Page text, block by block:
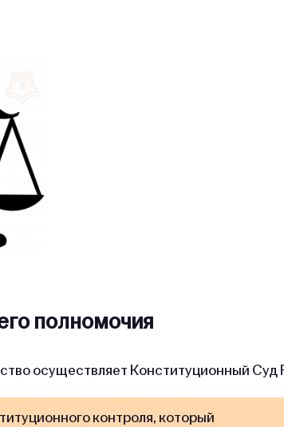
полномочия
осуществляет Конституционный
контроля, который